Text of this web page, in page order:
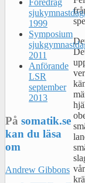
Föredrag
1999
Symposium
2011
Anförande
LSR
september
2013
På somatik.se
kan du läsa
om
Andrew Gibbons